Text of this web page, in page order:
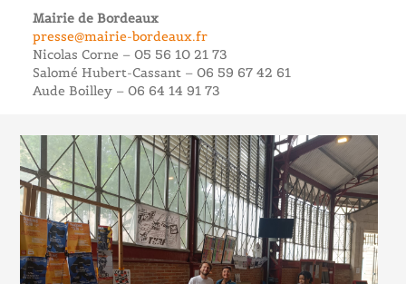
Mairie de Bordeaux
presse@mairie-bordeaux.fr
Nicolas Corne – 05 56 10 21 73
Salomé Hubert-Cassant – 06 59 67 42 61
Aude Boilley – 06 64 14 91 73